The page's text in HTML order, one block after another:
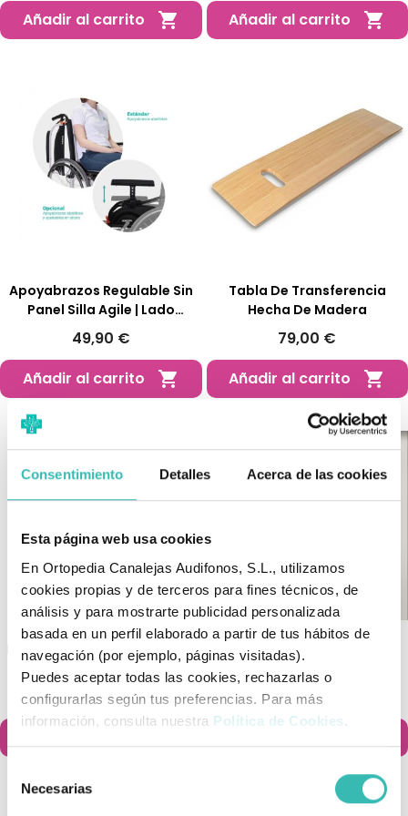
Consentimiento Detalles Acerca de las cookies
Esta página web usa cookies
En Ortopedia Canalejas Audifonos, S.L., utilizamos
cookies propias y de terceros para fines técnicos, de
análisis y para mostrarte publicidad personalizada
basada en un perfil elaborado a partir de tus hábitos de
navegación (por ejemplo, páginas visitadas).
Puedes aceptar todas las cookies, rechazarlas o
configurarlas según tus preferencias. Para más
información, consulta nuestra Política de Cookies .
Necesarias
Añadir al carrito  Añadir al carrito 
Apoyabrazos Regulable Sin
Panel Silla Agile | Lado
Izquierdo
49,90 €
Añadir al carrito

Tabla De Transferencia
Hecha De Madera
79,00 €
Añadir al carrito

Kit De Ruedas Para Silla Giro
Line Forta
189,00 €
Disco Giratorio Económico
45,60 €